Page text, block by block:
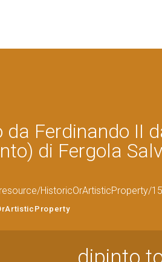
da Ferdinando II
di Fergola
HistoricOrArtisticProperty/
dipinto